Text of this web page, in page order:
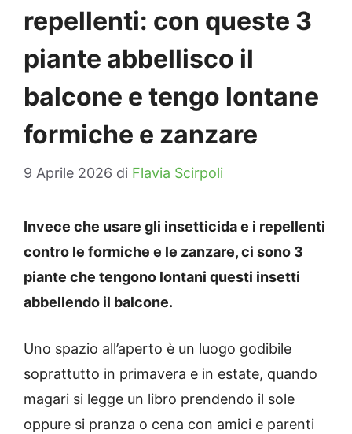
repellenti: con queste 3
piante abbellisco il
balcone e tengo lontane
formiche e zanzare
9 Aprile 2026 di Flavia Scirpoli
Invece che usare gli insetticida e i repellenti
contro le formiche e le zanzare, ci sono 3
piante che tengono lontani questi insetti
abbellendo il balcone.
Uno spazio all’aperto è un luogo godibile
soprattutto in primavera e in estate, quando
magari si legge un libro prendendo il sole
oppure si pranza o cena con amici e parenti